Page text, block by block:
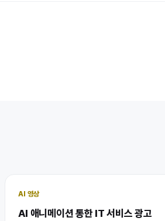
AI 영상
AI 애니메이션 통한 IT 서비스 광고